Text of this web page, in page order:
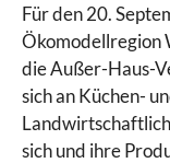
Für den 20.
Ökomodellregion
die Außer-Haus-
sich an Küchen-
sich und ihre